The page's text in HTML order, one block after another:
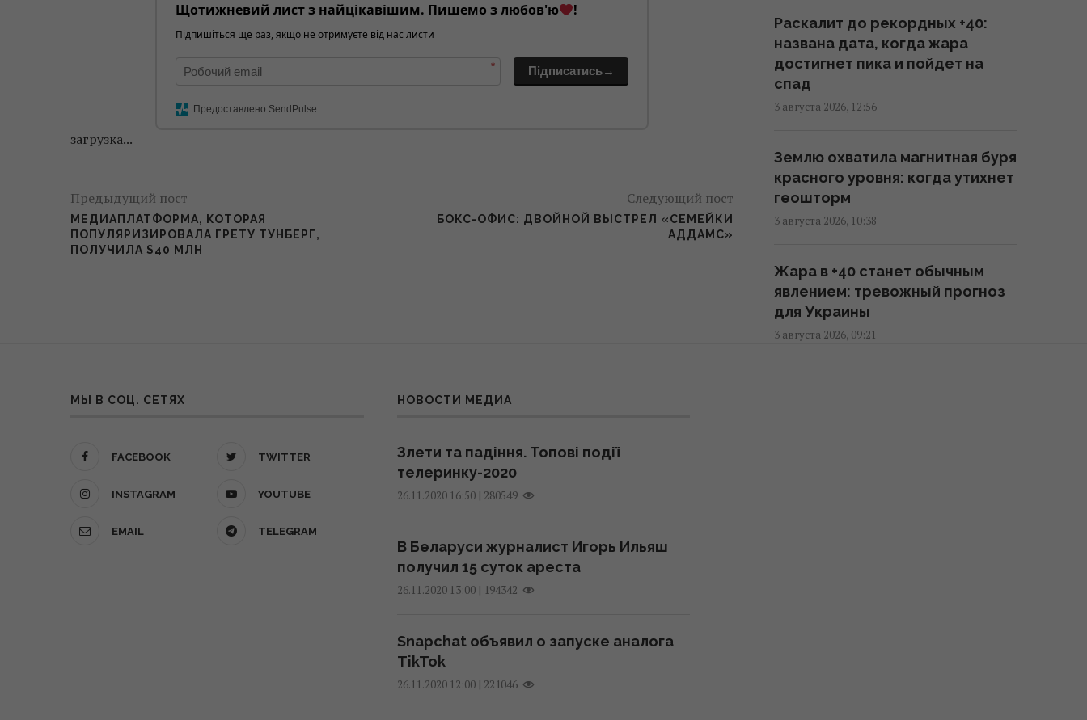
Щотижневий лист з найцікавішим. Пишемо з любов'ю !
Підпишіться ще раз, якщо не отримуєте від нас листи
* Підписатись→
Предоставлено SendPulse
загрузка...
Предыдущий пост
МЕДИАПЛАТФОРМА, КОТОРАЯ
ПОПУЛЯРИЗИРОВАЛА ГРЕТУ ТУНБЕРГ,
ПОЛУЧИЛА $40 МЛН
Следующий пост
БОКС-ОФИС: ДВОЙНОЙ ВЫСТРЕЛ «СЕМЕЙКИ
АДДАМС»
ПВО, – WP
08:58 четверг, 06 августа 2026
Разведка США помогла Украине
06:48 четверг, 06 августа 2026
Разведывательные отношения
Politico
01:22 четверг, 06 августа 2026
Раскалит до рекордных +40:
названа дата, когда жара
достигнет пика и пойдет на
спад
3 августа 2026, 12:56
Землю охватила магнитная буря
красного уровня: когда утихнет
геошторм
3 августа 2026, 10:38
Жара в +40 станет обычным
явлением: тревожный прогноз
для Украины
3 августа 2026, 09:21
МЫ В СОЦ. СЕТЯХ
FACEBOOK TWITTER
INSTAGRAM YOUTUBE
EMAIL TELEGRAM
НОВОСТИ МЕДИА
Злети та падіння. Топові події
телеринку-2020
26.11.2020 16:50| 280549
В Беларуси журналист Игорь Ильяш
получил 15 суток ареста
26.11.2020 13:00| 194342
Snapchat объявил о запуске аналога
TikTok
26.11.2020 12:00| 221046